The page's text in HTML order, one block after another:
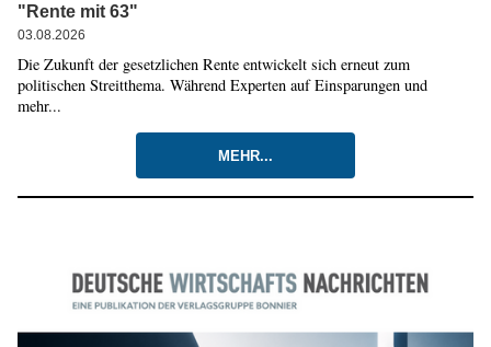
"Rente mit 63"
03.08.2026
Die Zukunft der gesetzlichen Rente entwickelt sich erneut zum
politischen Streitthema. Während Experten auf Einsparungen und
mehr...
MEHR...